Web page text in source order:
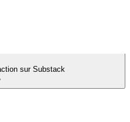
sur Substack